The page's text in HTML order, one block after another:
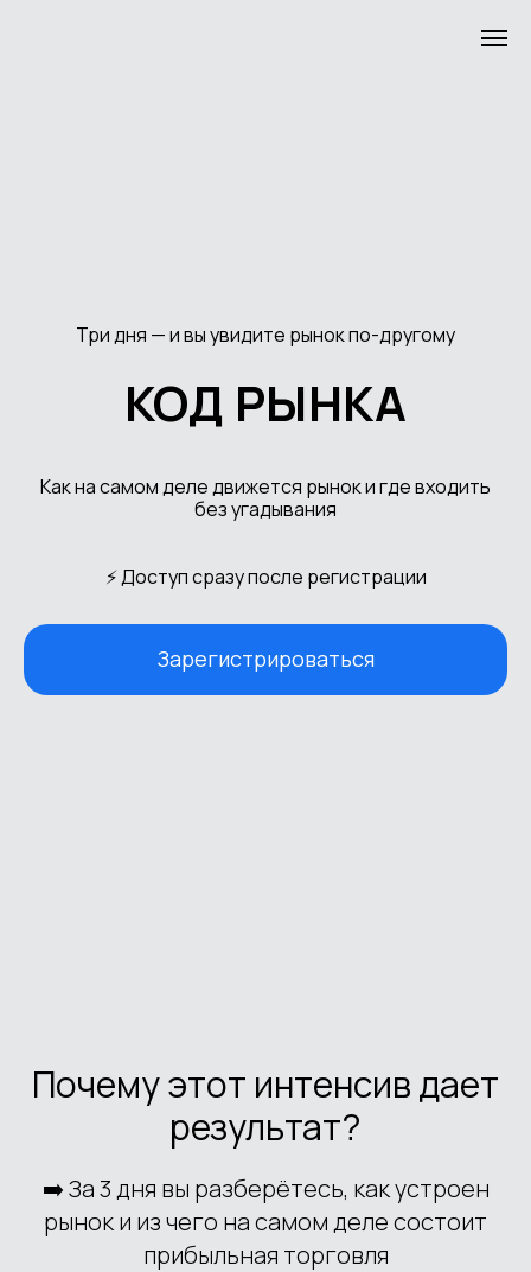
Три дня — и вы увидите рынок по-другому
КОД РЫНКА
Как на самом деле движется рынок и где входить
без угадывания
⚡ Доступ сразу после регистрации
Зарегистрироваться
Почему этот интенсив дает
результат?
➡️ За 3 дня вы разберётесь, как устроен
рынок и из чего на самом деле состоит
прибыльная торговля